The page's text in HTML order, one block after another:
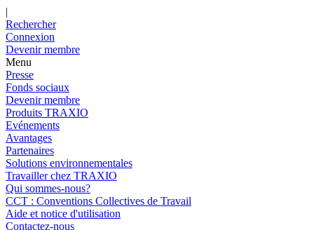
|
Rechercher
Connexion
Devenir membre
Menu
Presse
Fonds sociaux
Devenir membre
Produits TRAXIO
Evénements
Avantages
Partenaires
Solutions environnementales
Travailler chez TRAXIO
Qui sommes-nous?
CCT : Conventions Collectives de Travail
Aide et notice d'utilisation
Contactez-nous